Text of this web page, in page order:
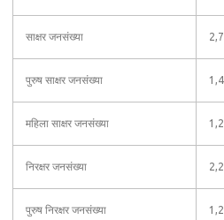
साक्षर जनसंख्या
पुरुष साक्षर जनसंख्या
महिला साक्षर जनसंख्या
निरक्षर जनसंख्या
पुरुष निरक्षर जनसंख्या